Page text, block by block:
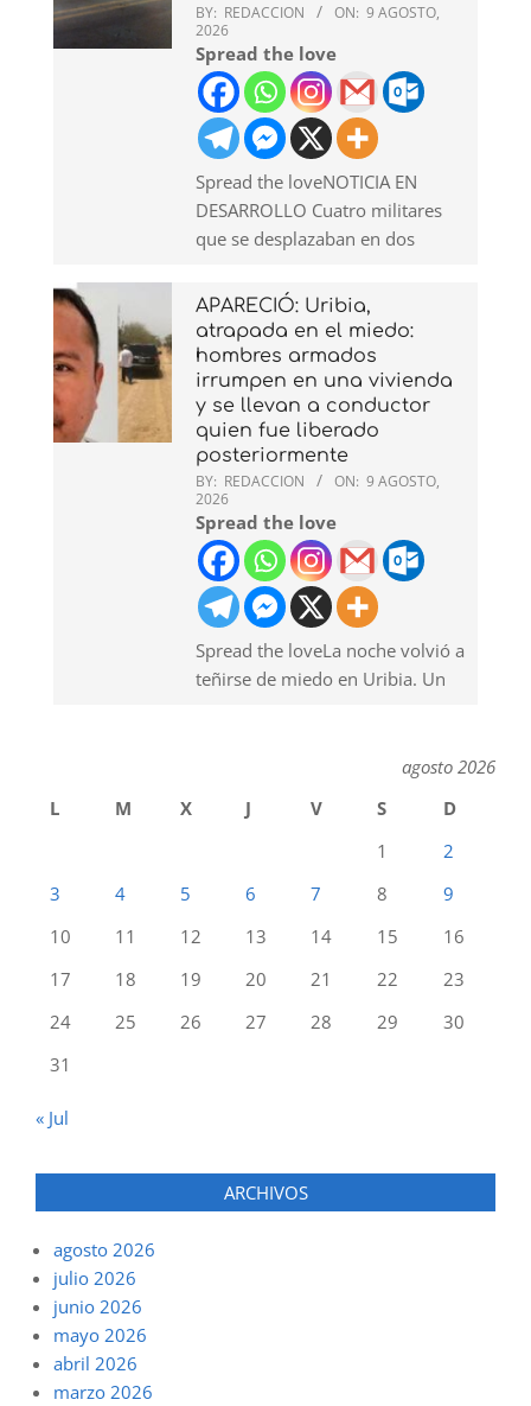
BY: REDACCION ON: 9 AGOSTO,
2026
Spread the love
Spread the loveNOTICIA EN
DESARROLLO Cuatro militares
que se desplazaban en dos
APARECIÓ: Uribia,
atrapada en el miedo:
hombres armados
irrumpen en una vivienda
y se llevan a conductor
quien fue liberado
posteriormente
BY: REDACCION ON: 9 AGOSTO,
2026
Spread the love
Spread the loveLa noche volvió a
teñirse de miedo en Uribia. Un
agosto 2026
L
M X J V S
D
1
2
3
4 5 6 7 8
9
10
11 12 13 14 15
16
17
18 19 20 21 22
23
24
25 26 27 28 29
30
31
« Jul
ARCHIVOS
agosto 2026
julio 2026
junio 2026
mayo 2026
abril 2026
marzo 2026